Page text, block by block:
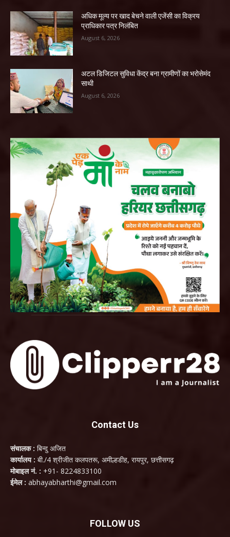
अधिक मूल्य पर खाद बेचने वाली एजेंसी का विक्रय
प्राधिकार पत्र निलंबित
August 6, 2026
अटल डिजिटल सुविधा केंद्र बना ग्रामीणों का भरोसेमंद
साथी
August 6, 2026
Contact Us
संचालक : बिन्दु अजित
कार्यालय : बी./4 श्रीजीत कलपतरू, अमील्हडीह, रायपुर, छत्तीसगढ़
मोबाइल नं. : +91- 8224833100
ईमेल : abhayabharthi@gmail.com
FOLLOW US